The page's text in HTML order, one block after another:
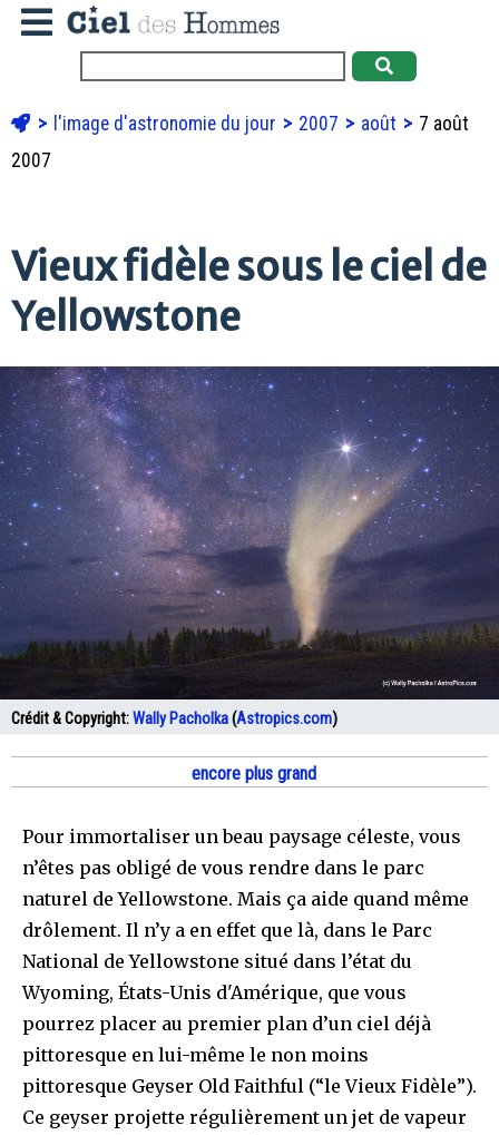
l'image d'astronomie du jour 2007 août
7 août
2007
Vieux fidèle sous le ciel de
Yellowstone
Crédit & Copyright:Wally Pacholka(Astropics.com)
encore plus grand
Pour immortaliser un beau paysage céleste, vous
n’êtes pas obligé de vous rendre dans le parc
naturel de Yellowstone. Mais ça aide quand même
drôlement. Il n’y a en effet que là, dans le Parc
National de Yellowstone situé dans l’état du
Wyoming, États-Unis d'Amérique, que vous
pourrez placer au premier plan d’un ciel déjà
pittoresque en lui-même le non moins
pittoresque Geyser Old Faithful (“le Vieux Fidèle”).
Ce geyser projette régulièrement un jet de vapeur